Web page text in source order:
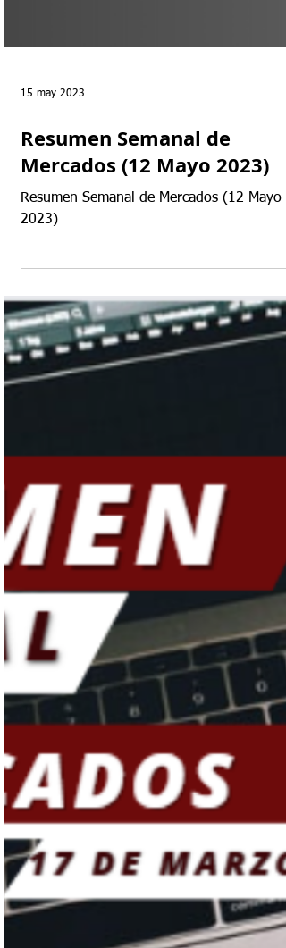
15 may 2023
Mercados (12 Mayo 2023)
Resumen Semanal de Mercados (12 Mayo
2023)